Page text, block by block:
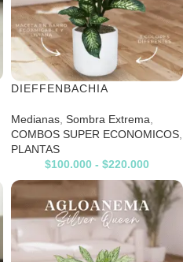
DIEFFENBACHIA
Medianas Sombra Extrema
COMBOS SUPER ECONOMICOS
PLANTAS
$100.000 - $220.000